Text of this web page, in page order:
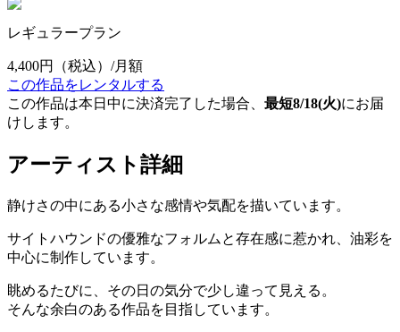
レギュラープラン
4,400円
（税込）/月額
この作品をレンタルする
この作品は本日中に決済完了した場合、 最短8/18(火)にお届
けします。
アーティスト詳細
静けさの中にある小さな感情や気配を描いています。
サイトハウンドの優雅なフォルムと存在感に惹かれ、油彩を
中心に制作しています。
眺めるたびに、その日の気分で少し違って見える。
そんな余白のある作品を目指しています。